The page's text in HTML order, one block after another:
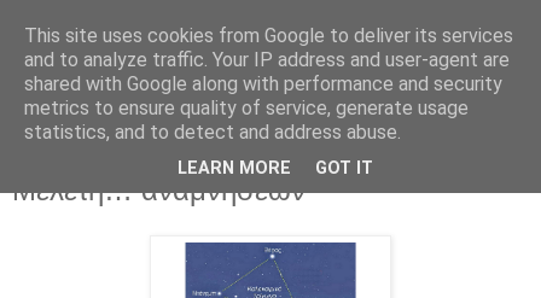
Μελέτη… αναμνήσεων
This site uses cookies from Google to deliver its services
and to analyze traffic. Your IP address and user-agent are
shared with Google along with performance and security
metrics to ensure quality of service, generate usage
statistics, and to detect and address abuse.
LEARN MORE GOT IT